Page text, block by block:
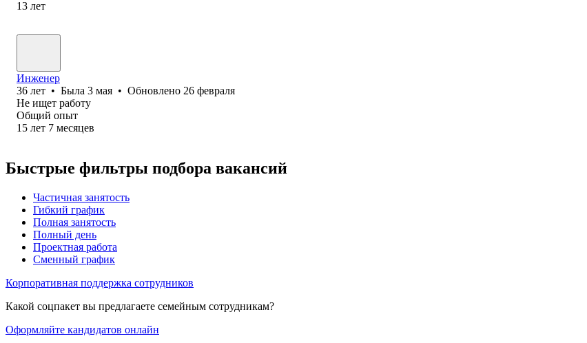
13 лет
Инженер
36 лет • Была 3 мая • Обновлено 26 февраля
Не ищет работу
Общий опыт
15 лет 7 месяцев
Быстрые фильтры подбора вакансий
Частичная занятость
Гибкий график
Полная занятость
Полный день
Проектная работа
Сменный график
Корпоративная поддержка сотрудников
Какой соцпакет вы предлагаете семейным сотрудникам?
Оформляйте кандидатов онлайн